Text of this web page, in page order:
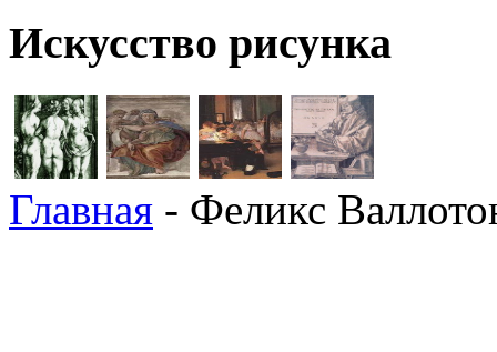
Искусство рисунка
Главная - Феликс